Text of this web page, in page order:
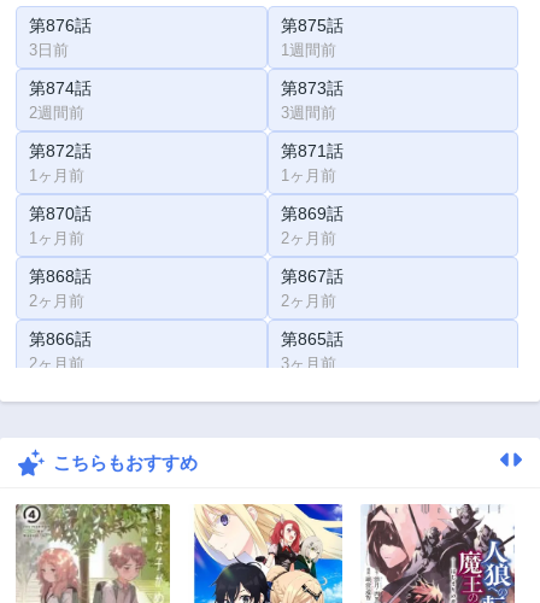
第876話
3日前
第875話
1週間前
第874話
2週間前
第873話
3週間前
第872話
1ヶ月前
第871話
1ヶ月前
第870話
1ヶ月前
第869話
2ヶ月前
第868話
2ヶ月前
第867話
2ヶ月前
第866話
2ヶ月前
第865話
3ヶ月前
第864話 第863話
第862話
第860話
4ヶ月前
第859話
4ヶ月前
第858話 第857話
こちらもおすすめ